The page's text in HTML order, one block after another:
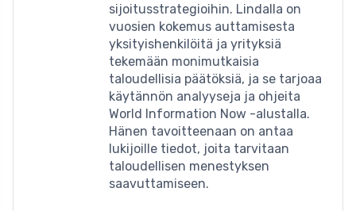
sijoitusstrategioihin. Lindalla on
vuosien kokemus auttamisesta
yksityishenkilöitä ja yrityksiä
tekemään monimutkaisia ​​
taloudellisia päätöksiä, ja se tarjoaa
käytännön analyyseja ja ohjeita
World Information Now -alustalla.
Hänen tavoitteenaan on antaa
lukijoille tiedot, joita tarvitaan
taloudellisen menestyksen
saavuttamiseen.